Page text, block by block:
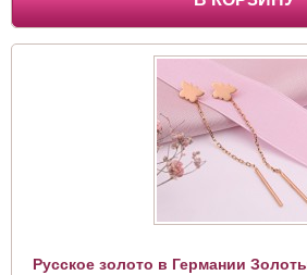
Русское золото в Германии